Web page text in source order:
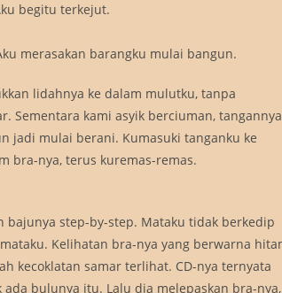
begitu terkejut.
merasakan barangku mulai bangun.
lidahnya ke dalam mulutku, tanpa
Sementara kami asyik berciuman, tangannya
jadi mulai berani. Kumasuki tanganku ke
bra-nya, terus kuremas-remas.
step-by-step. Mataku tidak berkedip
Kelihatan bra-nya yang berwarna
kecoklatan samar terlihat. CD-nya ternyata
bulunya itu. Lalu dia melepaskan bra-nya,